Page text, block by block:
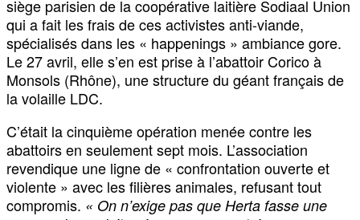
siège parisien de la coopérative laitière Sodiaal Union
qui a fait les frais de ces activistes anti-viande,
spécialisés dans les « happenings » ambiance gore.
Le 27 avril, elle s’en est prise à l’abattoir Corico à
Monsols (Rhône), une structure du géant français de
la volaille LDC.
C’était la cinquième opération menée contre les
abattoirs en seulement sept mois. L’association
revendique une ligne de « confrontation ouverte et
violente » avec les filières animales, refusant tout
compromis. « On n’exige pas que Herta fasse une